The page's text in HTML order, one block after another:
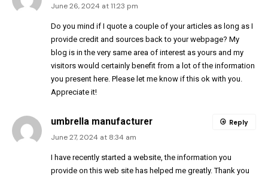
June 26, 2024 at 11:23 pm
Do you mind if I quote a couple of your articles as long as I
provide credit and sources back to your webpage? My
blog is in the very same area of interest as yours and my
visitors would certainly benefit from a lot of the information
you present here. Please let me know if this ok with you.
Appreciate it!
umbrella manufacturer
June 27, 2024 at 8:34 am
I have recently started a website, the information you
provide on this web site has helped me greatly. Thank you
Reply